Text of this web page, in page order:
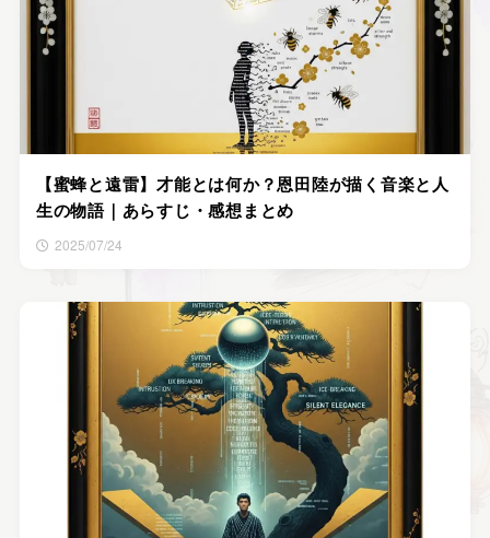
【蜜蜂と遠雷】才能とは何か？恩田陸が描く音楽と人
生の物語｜あらすじ・感想まとめ
2025/07/24